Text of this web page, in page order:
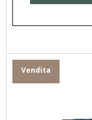
Vendita